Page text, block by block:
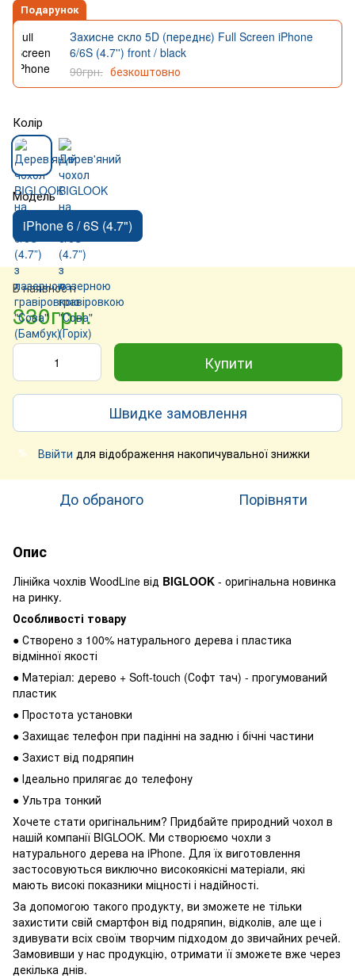
Подарунок
Захисне скло 5D (переднє) Full Screen iPhone
6/6S (4.7'') front / black
90грн. безкоштовно
Колір
Модель
iPhone 6 / 6S (4.7")
В наявності
330грн.
Купити
Швидке замовлення
% Ввійти для відображення накопичувальної знижки
До обраного Порівняти
Опис
Лінійка чохлів WoodLine від BIGLOOK - оригінальна новинка
на ринку.
Особливості товару
● Створено з 100% натурального дерева і пластика
відмінної якості
● Матеріал: дерево + Soft-touch (Софт тач) - прогумований
пластик
● Простота установки
● Захищає телефон при падінні на задню і бічні частини
● Захист від подряпин
● Ідеально прилягає до телефону
● Ультра тонкий
Хочете стати оригінальним? Придбайте природний чохол в
нашій компанії BIGLOOK. Ми створюємо чохли з
натурального дерева на iPhone. Для їх виготовлення
застосовуються виключно високоякісні матеріали, які
мають високі показники міцності і надійності.
За допомогою такого продукту, ви зможете не тільки
захистити свій смартфон від подряпин, відколів, але ще і
здивувати всіх своїм творчим підходом до звичайних речей.
Замовивши у нас продукцію, отримати її зможете вже через
декілька днів.